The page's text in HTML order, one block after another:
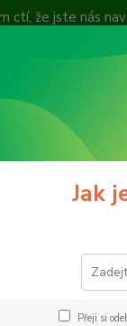
ctí, že jste nás
Jak
Přeji si